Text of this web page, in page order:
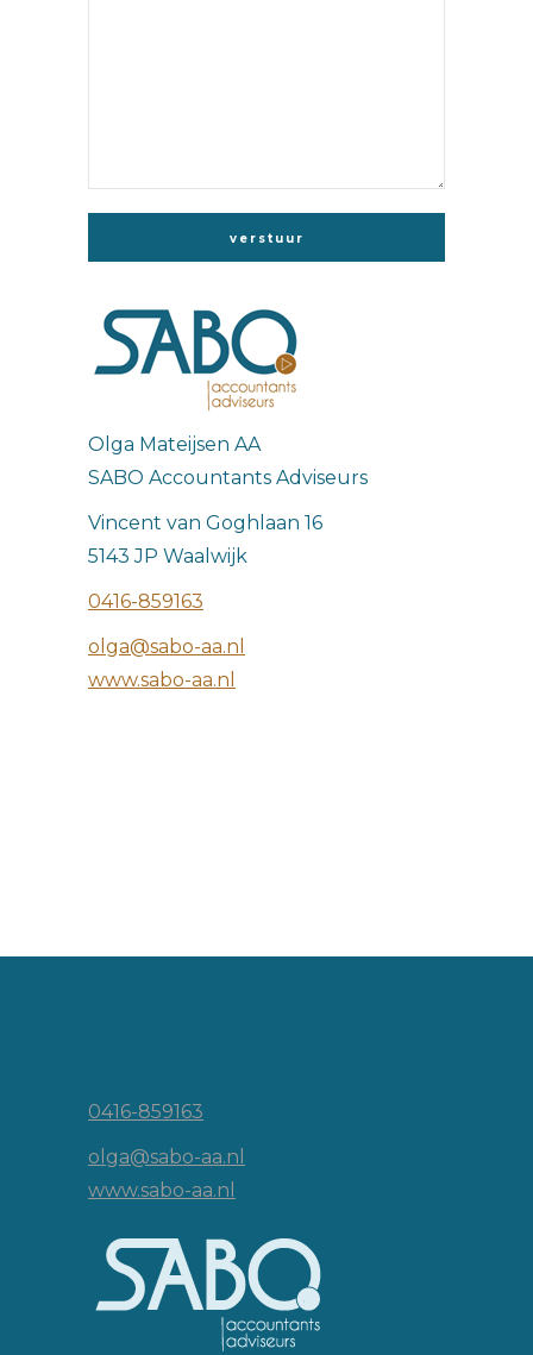
Olga Mateijsen AA
SABO Accountants Adviseurs
Vincent van Goghlaan 16
5143 JP Waalwijk
0416-859163
olga@sabo-aa.nl
www.sabo-aa.nl
0416-859163
olga@sabo-aa.nl
www.sabo-aa.nl